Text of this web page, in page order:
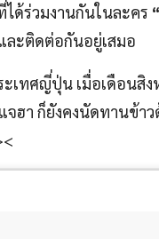
ด้ร่วมงานกันในละคร
ละติดต่อกันอยู่เสมอ
ะเทศญี่ปุ่น เมื่อเดือนสิ
ฮา ก็ยังคงนัดทานข้า